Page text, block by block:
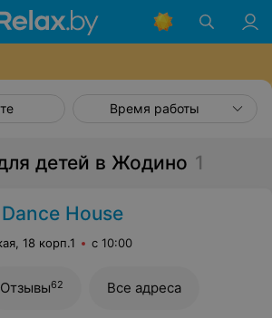
Время работы
детей в Жодино 1
House
18 корп.1 с 10:00
Отзывы62 Все адреса